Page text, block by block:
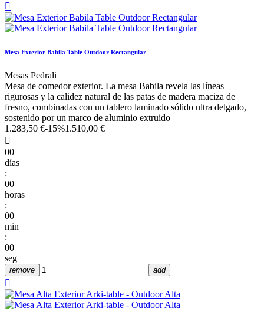

Mesa Exterior Babila Table Outdoor Rectangular
Mesas Pedrali
Mesa de comedor exterior. La mesa Babila revela las líneas
rigurosas y la calidez natural de las patas de madera maciza de
fresno, combinadas con un tablero laminado sólido ultra delgado,
sostenido por un marco de aluminio extruido
1.283,50 €-15%1.510,00 €

00
días
:
00
horas
:
00
min
:
00
seg
remove add
